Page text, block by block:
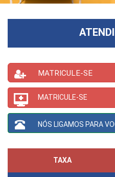
MATRICULE-SE
MATRICULE-SE
NÓS LIGAMOS PARA
TAXA